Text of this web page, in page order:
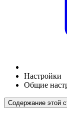
Настройки
Общие
Содержание этой